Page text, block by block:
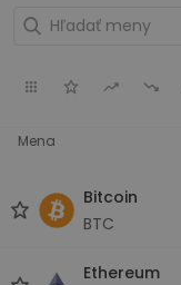
Mena
Bitcoin
BTC
Ethereum